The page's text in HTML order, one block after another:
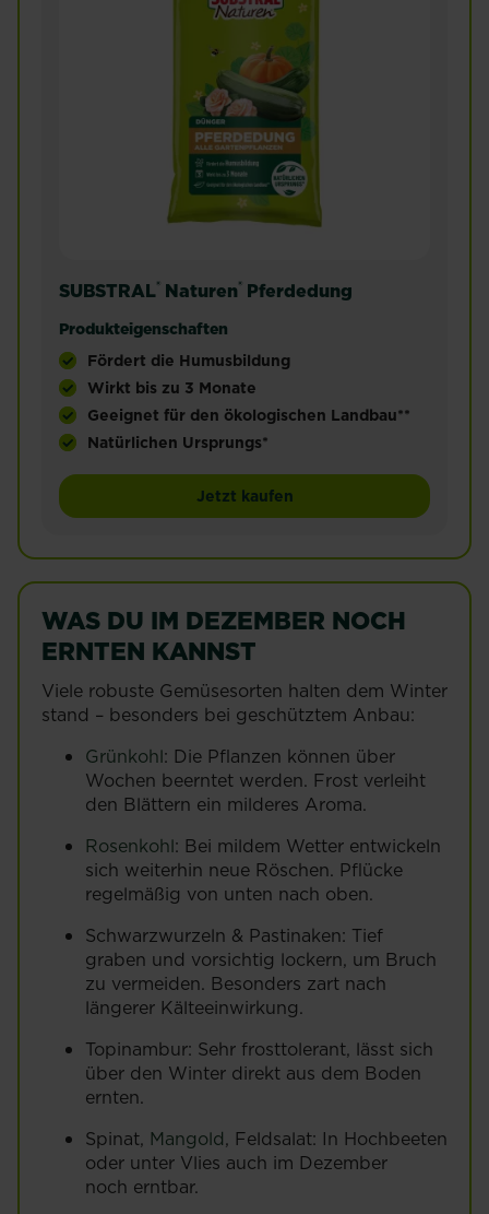
SUBSTRAL® Naturen® Pferdedung
Produkteigenschaften
Fördert die Humusbildung
Wirkt bis zu 3 Monate
Geeignet für den ökologischen Landbau**
Natürlichen Ursprungs*
Bodenaufbereiter und Startdünger für Zier- und
Jetzt kaufenSUBSTRAL® Naturen®
WAS DU IM DEZEMBER NOCH
ERNTEN KANNST
Viele robuste Gemüsesorten halten dem Winter
stand – besonders bei geschütztem Anbau:
Grünkohl: Die Pflanzen können über
Wochen beerntet werden. Frost verleiht
den Blättern ein milderes Aroma.
Rosenkohl: Bei mildem Wetter entwickeln
sich weiterhin neue Röschen. Pflücke
regelmäßig von unten nach oben.
Schwarzwurzeln & Pastinaken: Tief
graben und vorsichtig lockern, um Bruch
zu vermeiden. Besonders zart nach
längerer Kälteeinwirkung.
Topinambur: Sehr frosttolerant, lässt sich
über den Winter direkt aus dem Boden
ernten.
Spinat, Mangold, Feldsalat: In Hochbeeten
oder unter Vlies auch im Dezember
noch erntbar.